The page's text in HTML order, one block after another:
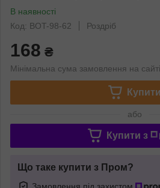
В наявності
Код: BOT-98-62
Роздріб
168 ₴
Мінімальна сума замовлення на
Купити
або
Купити з
Що таке купити з Пром?
Замовлення під захистом